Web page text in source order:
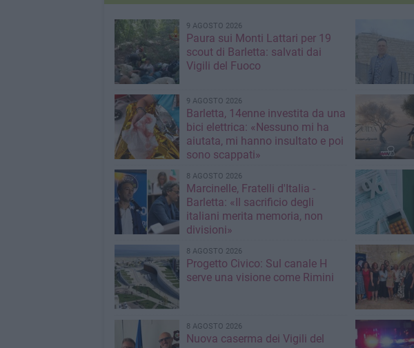
9 AGOSTO 2026
Paura sui Monti Lattari per 19
scout di Barletta: salvati dai
Vigili del Fuoco
9 AGOSTO 2026
Barletta, 14enne investita da una
bici elettrica: «Nessuno mi ha
aiutata, mi hanno insultato e poi
sono scappati»
8 AGOSTO 2026
Marcinelle, Fratelli d'Italia -
Barletta: «Il sacrificio degli
italiani merita memoria, non
divisioni»
8 AGOSTO 2026
Progetto Civico: Sul canale H
serve una visione come Rimini
8 AGOSTO 2026
Nuova caserma dei Vigili del